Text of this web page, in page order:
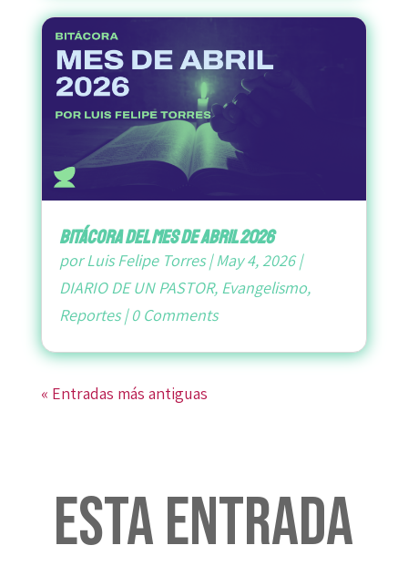
bitácora del mes de abril 2026
porLuis Felipe Torres|May 4, 2026|
DIARIO DE UN PASTOR, Evangelismo,
Reportes|0 Comments
« Entradas más antiguas
Esta entrada